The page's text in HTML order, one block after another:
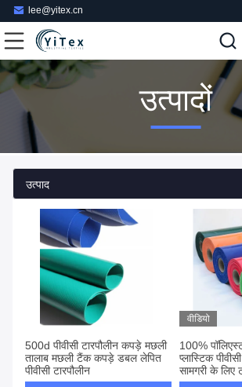
lee@yitex.cn
उत्पादों
उत्पाद
500d पीवीसी टारपौलीन कपड़े मछली
तालाब मछली टैंक कपड़े डबल लेपित
पीवीसी टारपौलीन
वीडियो
100%
प्लास्टिक
सामग्री के लिए